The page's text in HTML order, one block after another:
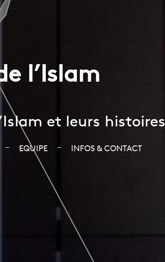
l’Islam
et leurs histoires
– EQUIPE – INFOS & CONTACT